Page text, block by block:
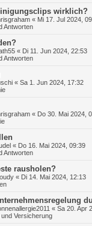
wirklich?
« Mi 17. Jul 2024,
Antworten
« Di 11. Jun 2024, 22:53
Antworten
« Sa 1. Jun 2024, 17:32
« Do 30. Mai 2024,
« Do 16. Mai 2024, 09:39
Antworten
rausholen?
« Di 14. Mai 2024, 12:13
« Sa 20. Apr
Versicherung